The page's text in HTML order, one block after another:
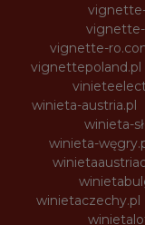
vignette-
vignettepoland.pl
winieta-austria.pl
winieta-
winieta-
winietaczechy.pl